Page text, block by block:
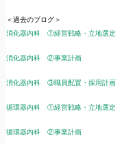
＜過去のブログ＞
消化器内科 ①経営戦略・立地選
消化器内科 ②事業計画
消化器内科 ③職員配置・採用計画
循環器内科 ①経営戦略・立地選
循環器内科 ②事業計画